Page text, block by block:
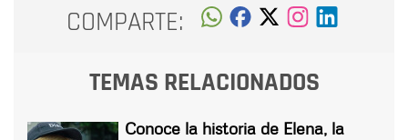
COMPARTE:
TEMAS RELACIONADOS
Conoce la historia de Elena, la